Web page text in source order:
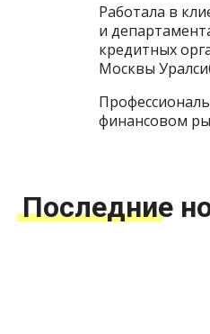
Работала в
и
кредитных
Москвы
финансовом
Последние